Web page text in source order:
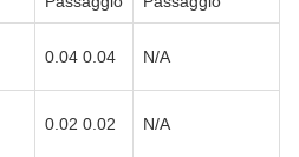
0.04 0.04 N/A
0.02 0.02 N/A